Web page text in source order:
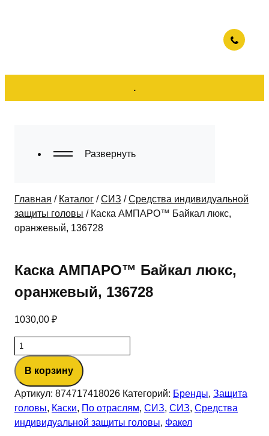
.
Главная / Каталог /СИЗ /Средства индивидуальной
защиты головы / Каска АМПАРО™ Байкал люкс,
оранжевый, 136728
Каска АМПАРО™ Байкал люкс,
оранжевый, 136728
1030,00 ₽
Количество
товара
Каска
АМПАРО™
Байкал
люкс,
оранжевый,
В корзину
Артикул: 874717418026 Категорий: Бренды, Защита
головы, Каски, По отраслям, СИЗ, СИЗ, Средства
индивидуальной защиты головы, Факел
Развернуть